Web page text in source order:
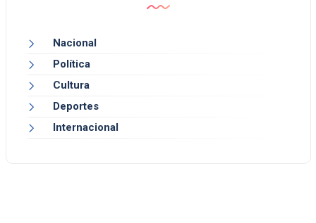
Nacional
Política
Cultura
Deportes
Internacional